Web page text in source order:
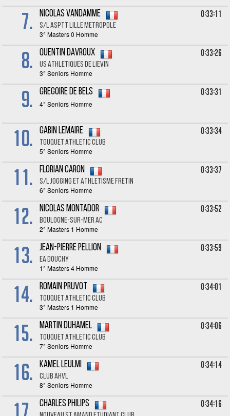
7. Nicolas VANDAMME
S/L ASPTT LILLE METROPOLE
3° Masters 0 Homme
0:33:11
8. Quentin DAVROUX
US ATHLETIQUES DE LIEVIN
3° Seniors Homme
0:33:26
9. Gregoire DE BELS
4° Seniors Homme
0:33:31
10. Gabin LEMAIRE
TOUQUET ATHLETIC CLUB
5° Seniors Homme
0:33:34
11. Florian CARON
S/L JOGGING ET ATHLETISME FRETIN
6° Seniors Homme
0:33:37
12. Nicolas MONTADOR
BOULOGNE-SUR-MER AC
2° Masters 1 Homme
0:33:52
13. Jean-Pierre PELLION
EA DOUCHY
1° Masters 4 Homme
0:33:59
14. Romain PRUVOT
TOUQUET ATHLETIC CLUB
3° Masters 1 Homme
0:34:01
15. Martin DUHAMEL
TOUQUET ATHLETIC CLUB
7° Seniors Homme
0:34:06
16. Kamel LEULMI
Club AHVL
8° Seniors Homme
0:34:14
Charles PHILIPS 0:34:16